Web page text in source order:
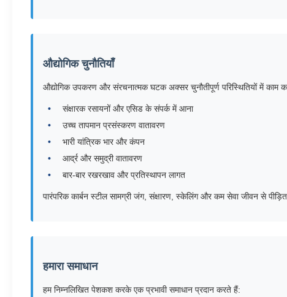
औद्योगिक चुनौतियाँ
औद्योगिक उपकरण और संरचनात्मक घटक अक्सर चुनौतीपूर्ण परिस्थितियों में काम
संक्षारक रसायनों और एसिड के संपर्क में आना
उच्च तापमान प्रसंस्करण वातावरण
भारी यांत्रिक भार और कंपन
आर्द्र और समुद्री वातावरण
बार-बार रखरखाव और प्रतिस्थापन लागत
पारंपरिक कार्बन स्टील सामग्री जंग, संक्षारण, स्केलिंग और कम सेवा जीवन से
हमारा समाधान
हम निम्नलिखित पेशकश करके एक प्रभावी समाधान प्रदान करते हैं: